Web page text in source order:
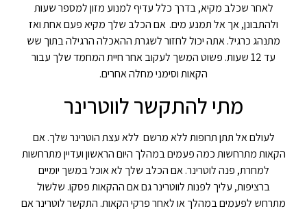
לאחר שכלב מקיא, בדרך כלל עדיף למנוע מזון למספר שעות
ולהתבונן, אך אל תמנע מים. אם הכלב שלך מקיא פעם אחת ואז
מתנהג כרגיל. אתה יכול לחזור לשגרת ההאכלה הרגילה בתוך שש
עד 12 שעות. פשוט המשך לעקוב אחר חיית המחמד שלך עבור
הקאות וסימני מחלה אחרים.
מתי להתקשר לווטרינר
לעולם אל תתן תרופות ללא מרשם ללא עצת הוטרינר שלך. אם
הקאות מתרחשות כמה פעמים במהלך היום הראשון ועדיין מתרחשות
למחרת, פנה לוטרינר. אם הכלב שלך לא אוכל במשך יומיים
ברציפות, עליך לפנות לווטרינר גם אם ההקאות פסקו. שלשול
מתרחש לפעמים במהלך או לאחר פרקי הקאות. התקשר לוטרינר אם